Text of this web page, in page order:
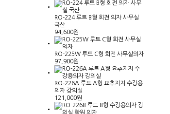
RO-224 루트 B형 회전 의자 사무실
국산
94,600원
RO-225W 루트 C형 회전 사무실의자
97,900원
RO-226A 루트 A형 요추지지 수강용
의자 강의실
121,000원